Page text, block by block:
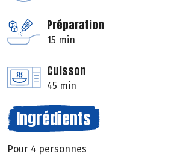
Préparation
15 min
Cuisson
45 min
Ingrédients
Pour 4 personnes